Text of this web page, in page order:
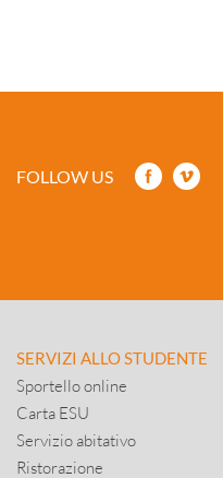
FOLLOW US
SERVIZI ALLO STUDENTE
Sportello online
Carta ESU
Servizio abitativo
Ristorazione